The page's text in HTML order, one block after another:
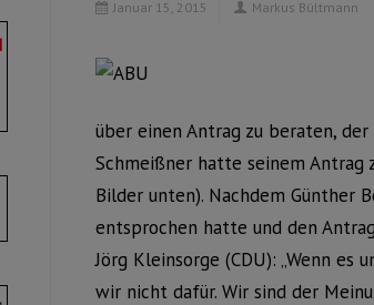
Januar 15, 2015 Markus Bültmann
über einen Antrag zu beraten,
Schmeißner hatte seinem Antrag
Bilder unten). Nachdem Günther
entsprochen hatte und den
Jörg Kleinsorge (CDU): „Wenn
wir nicht dafür. Wir sind der